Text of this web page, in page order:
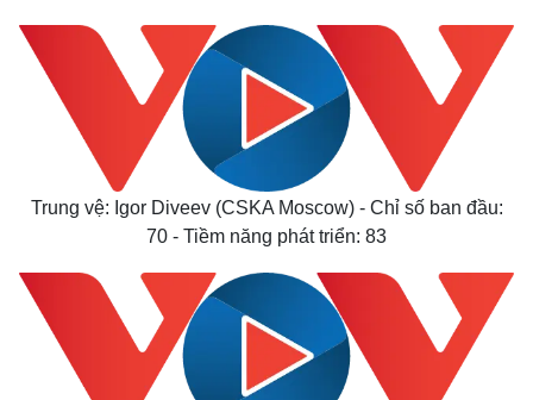
Thế giới
Quan sát
Cuộc sống đó đây
Multimedia
Video
Ảnh
E-Magazine
Infographic
Trung vệ: Igor Diveev (CSKA Moscow) - Chỉ số ban đầu:
70 - Tiềm năng phát triển: 83